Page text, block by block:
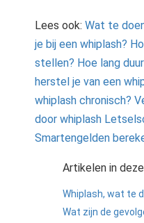
Lees ook: Wat te
je bij een whiplash?
stellen? Hoe lang
herstel je van een
whiplash chronisch?
door whiplash
Smartengelden
Artikelen in
Whiplash, wat te
Wat zijn de